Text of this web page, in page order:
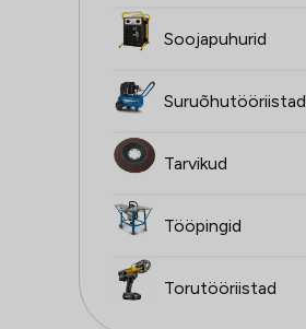
Soojapuhurid
Suruõhutööriistad
Tarvikud
Tööpingid
Torutööriistad